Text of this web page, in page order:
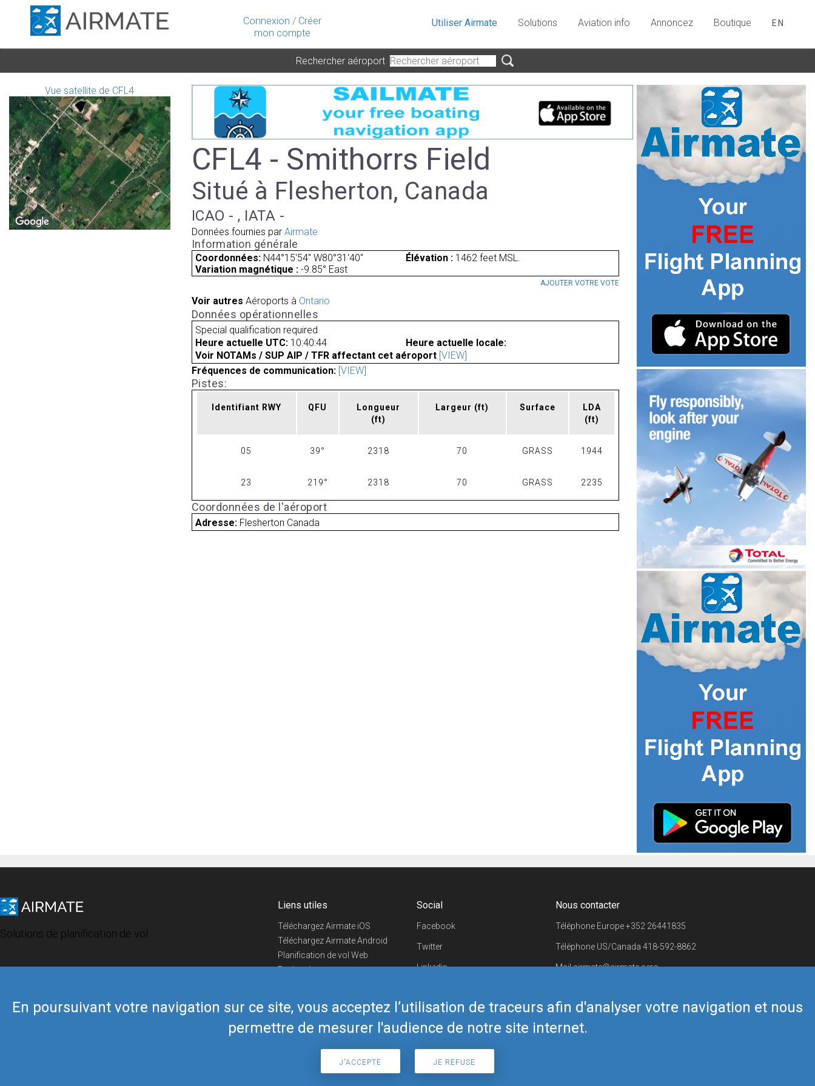
Connexion / Créer
mon compte
En poursuivant votre navigation sur ce site, vous acceptez l’utilisation de traceurs afin d'analyser votre navigation et nous
permettre de mesurer l'audience de notre site internet.
J'ACCEPTE JE REFUSE
Utiliser Airmate Solutions Aviation info Annoncez Boutique EN
Rechercher aéroport
Vue satellite de CFL4
CFL4 - Smithorrs Field
Situé à Flesherton, Canada
ICAO - , IATA -
Données fournies par Airmate
Information générale
Coordonnées: N44°15'54" W80°31'40" Élévation :1462 feet MSL.
Variation magnétique : -9.85° East
AJOUTER VOTRE VOTE
Voir autres Aéroports à Ontario
Données opérationnelles
Special qualification required
Heure actuelle UTC: 10:40:44
Heure actuelle locale:
Voir NOTAMs / SUP AIP / TFR affectant cet aéroport [VIEW]
Fréquences de communication: [VIEW]
Pistes:
Identifiant RWY QFU
Longueur
(ft)
Largeur (ft) Surface
LDA
(ft)
05 39° 2318 70 GRASS 1944
23 219° 2318 70 GRASS 2235
Coordonnées de l'aéroport
Adresse: Flesherton Canada
Solutions de planification de vol
Liens utiles
Téléchargez Airmate iOS
Téléchargez Airmate Android
Planification de vol Web
Recherche
Boutique Airmate
Social
Facebook
Twitter
Linkedin
Telegram
Nous contacter
Téléphone Europe+352 26441835
Téléphone US/Canada 418-592-8862
Mailairmate@airmate.aero